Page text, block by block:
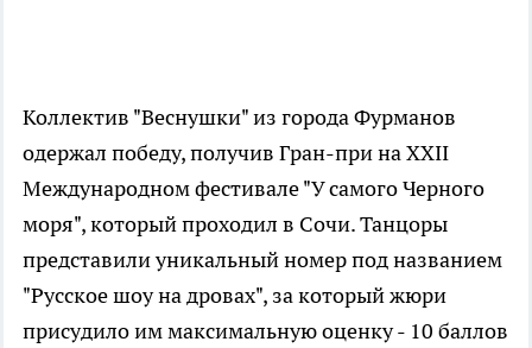
Коллектив "Веснушки" из города Фурманов
одержал победу, получив Гран-при на XXII
Международном фестивале "У самого Черного
моря", который проходил в Сочи. Танцоры
представили уникальный номер под названием
"Русское шоу на дровах", за который жюри
присудило им максимальную оценку - 10 баллов